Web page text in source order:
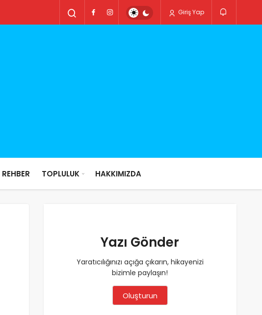
Giriş Yap
REHBER TOPLULUK HAKKIMIZDA
Yazı Gönder
Yaratıcılığınızı açığa çıkarın, hikayenizi
bizimle paylaşın!
Oluşturun